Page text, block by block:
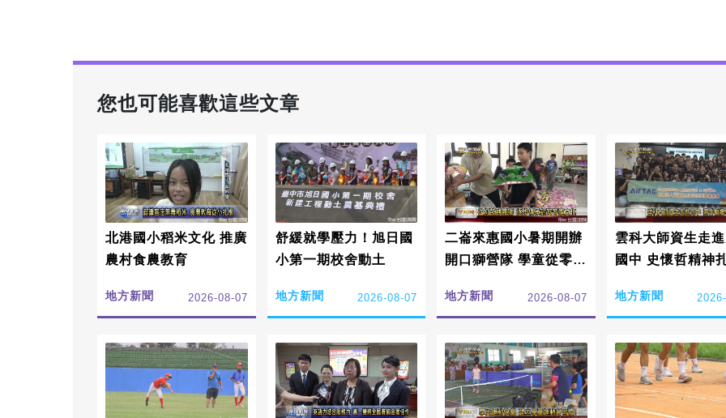
您也可能喜歡這些文章
北港國小稻米文化 推廣
農村食農教育
地方新聞 2026-08-07
舒緩就學壓力！旭日國
小第一期校舍動土
地方新聞 2026-08-07
二崙來惠國小暑期開辦
開口獅營隊 學童從零扎
地方新聞 2026-08-07
雲科大師資生走
國中 史懷哲精神
地方新聞